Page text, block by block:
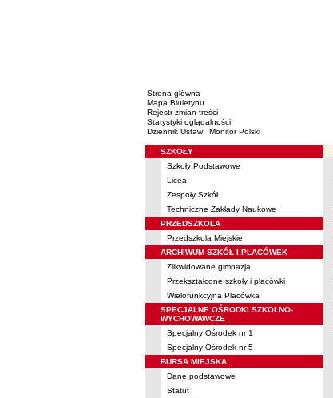
Strona główna
Mapa Biuletynu
Rejestr zmian treści
Statystyki oglądalności
Dziennik Ustaw
Monitor Polski
Menu
SZKOŁY
Szkoły Podstawowe
Licea
Zespoły Szkół
Techniczne Zakłady Naukowe
PRZEDSZKOLA
Przedszkola Miejskie
ARCHIWUM SZKÓŁ I PLACÓWEK
Zlikwidowane gimnazja
Przekształcone szkoły i placówki
Wielofunkcyjna Placówka
SPECJALNE OŚRODKI SZKOLNO-
WYCHOWAWCZE
Specjalny Ośrodek nr 1
Specjalny Ośrodek nr 5
BURSA MIEJSKA
Dane podstawowe
Statut